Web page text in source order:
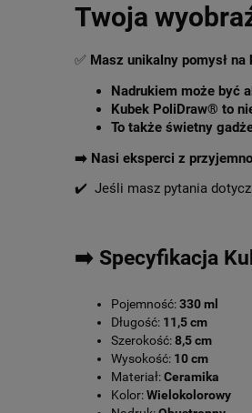
Twoja
✅ Masz unikalny pomysł
Nadrukiem może być
Kubek PoliDraw® to
To także świetny
➡️ Nasi eksperci z
✔️ Jeśli masz pytania
➡️ Specyfikacja
Pojemność:330 ml
Długość: 11,5 cm
Szerokość:8,5 cm
Wysokość: 10 cm
Materiał:Ceramika
Kolor:Wielokolorowy